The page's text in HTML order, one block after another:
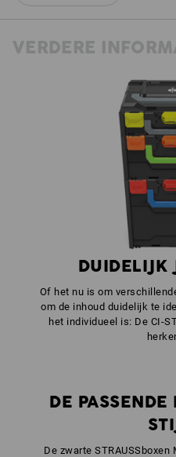
*Niet inbegrepen in de
SET BESTAANDE UIT:
STRAUSSbox 165 large N
STRAUSSbox sluitingen
STRAUSSbox frontgreep uni
VERDERE
DUIDELIJK
Of het nu is om
om de inhoud duidelijk te
het individueel is: De CI-
DE
De zwarte